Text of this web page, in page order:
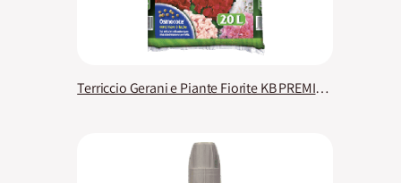
Terriccio Gerani e Piante Fiorite KB PREMIUM